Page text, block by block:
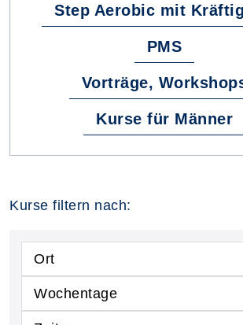
Step Aerobic mit
PMS
Vorträge,
Kurse für Männer
Kurse filtern nach:
Ort
Wochentage